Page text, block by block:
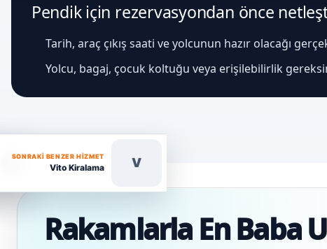
Pendik için rezervasyondan önce
Tarih, araç çıkış saati ve yolcunun hazır olacağı
Yolcu, bagaj, çocuk koltuğu veya erişilebilirlik
SONRAKI BENZER HIZMET
Vito Kiralama V
Rakamlarla En Baba